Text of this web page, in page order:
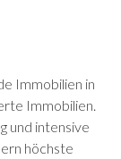
Immobilien in
Immobilien.
und intensive
höchste